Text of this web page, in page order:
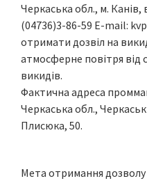
Черкаська обл., м. Канів,
(04736)3-86-59 Е-mail:
отримати дозвіл на
атмосферне повітря від
викидів.
Фактична адреса
Черкаська обл.,
Плисюка, 50.
Мета отримання